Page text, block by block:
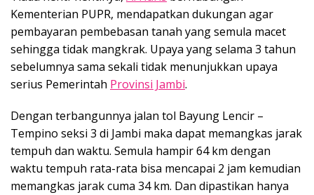
Kementerian PUPR, mendapatkan dukungan agar
pembayaran pembebasan tanah yang semula macet
sehingga tidak mangkrak. Upaya yang selama 3 tahun
sebelumnya sama sekali tidak menunjukkan upaya
serius Pemerintah Provinsi Jambi.
Dengan terbangunnya jalan tol Bayung Lencir –
Tempino seksi 3 di Jambi maka dapat memangkas jarak
tempuh dan waktu. Semula hampir 64 km dengan
waktu tempuh rata-rata bisa mencapai 2 jam kemudian
memangkas jarak cuma 34 km. Dan dipastikan hanya